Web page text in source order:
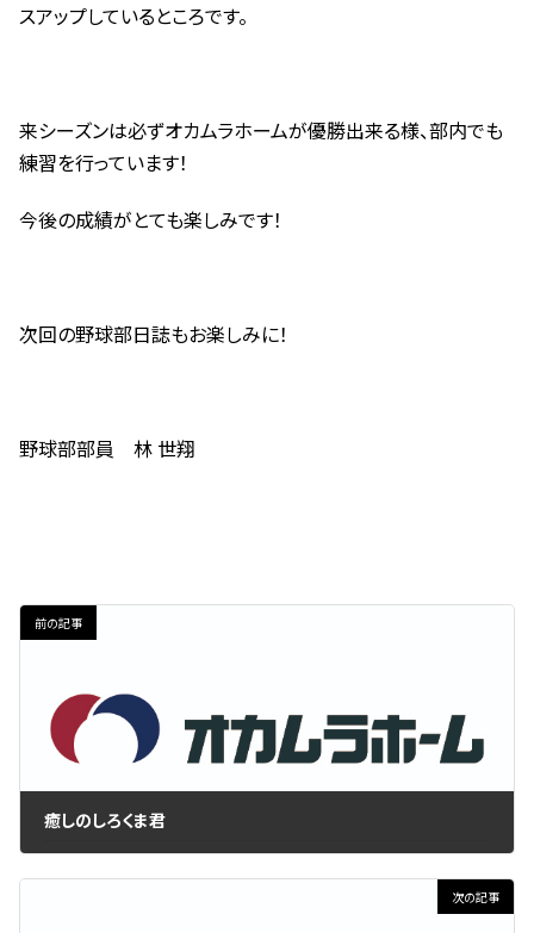
スアップしているところです。
来シーズンは必ずオカムラホームが優勝出来る様、部内でも
練習を行っています！
今後の成績がとても楽しみです！
次回の野球部日誌もお楽しみに！
野球部部員 林 世翔
前の記事
癒しのしろくま君
次の記事